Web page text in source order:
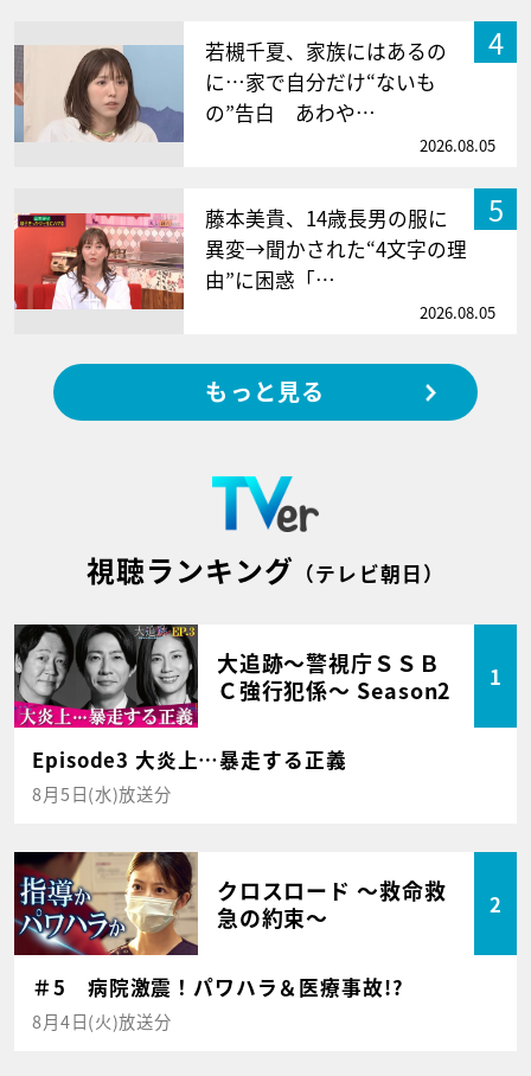
4
若槻千夏、家族にはあるの
に…家で自分だけ“ないも
の”告白 あわや…
2026.08.05
5
藤本美貴、14歳長男の服に
異変→聞かされた“4文字の理
由”に困惑「…
2026.08.05
もっと見る
視聴ランキング （テレビ朝日）
大追跡～警視庁ＳＳＢ
Ｃ強行犯係～ Season2
1
Episode3 大炎上…暴走する正義
8月5日(水)放送分
クロスロード ～救命救
急の約束～
2
＃5 病院激震！パワハラ＆医療事故!?
8月4日(火)放送分